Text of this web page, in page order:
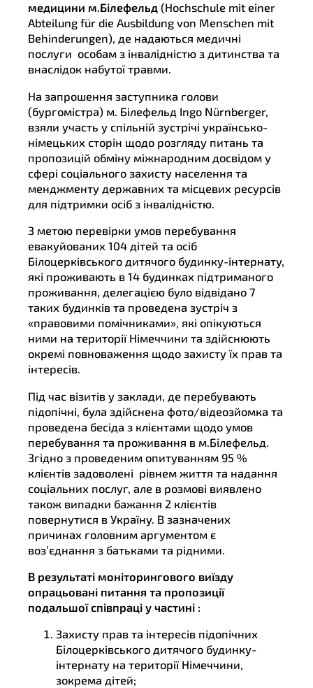
медицини м.Білефельд (Hochschule mit einer
Abteilung für die Ausbildung von Menschen mit
Behinderungen), де надаються медичні
послуги особам з інвалідністю з дитинства та
внаслідок набутої травми.
На запрошення заступника голови
(бургомістра) м. Білефельд Ingo Nürnberger,
взяли участь у спільній зустрічі українсько-
німецьких сторін щодо розгляду питань та
пропозицій обміну міжнародним досвідом у
сфері соціального захисту населення та
менджменту державних та місцевих ресурсів
для підтримки осіб з інвалідністю.
З метою перевірки умов перебування
евакуйованих 104 дітей та осіб
Білоцерківського дитячого будинку-інтернату,
які проживають в 14 будинках підтриманого
проживання, делегацією було відвідано 7
таких будинків та проведена зустріч з
«правовими помічниками», які опікуються
ними на території Німеччини та здійснюють
окремі повноваження щодо захисту їх прав та
інтересів.
Під час візитів у заклади, де перебувають
підопічні, була здійснена фото/відеозйомка та
проведена бесіда з клієнтами щодо умов
перебування та проживання в м.Білефельд.
Згідно з проведеним опитуванням 95 %
клієнтів задоволені рівнем життя та надання
соціальних послуг, але в розмові виявлено
також випадки бажання 2 клієнтів
повернутися в Україну. В зазначених
причинах головним аргументом є
воз’єднання з батьками та рідними.
В результаті моніторингового виїзду
опрацьовані питання та пропозиції
подальшої співпраці у частині :
Захисту прав та інтересів підопічних
Білоцерківського дитячого будинку-
інтернату на території Німеччини,
зокрема дітей;